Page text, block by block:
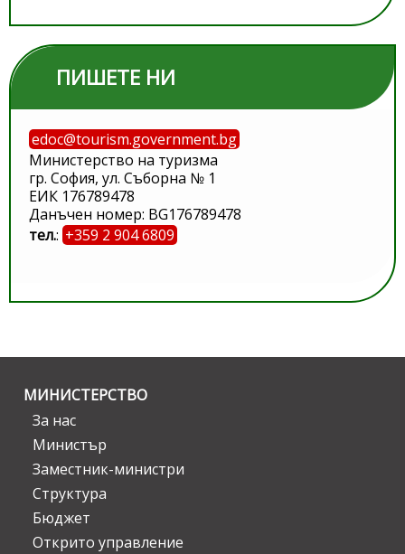
ПИШЕТЕ НИ
edoc@tourism.government.bg
Министерство на туризма
гр. София, ул. Съборна № 1
ЕИК 176789478
Данъчен номер: BG176789478
тел.: +359 2 904 6809
МИНИСТЕРСТВО
За нас
Министър
Заместник-министри
Структура
Бюджет
Открито управление